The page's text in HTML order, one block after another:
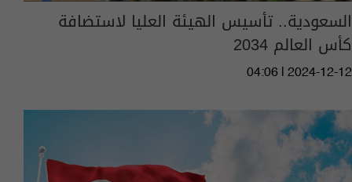
السعودية.. تأسيس الهيئة العليا لاستضافة
كأس العالم 2034
04:06 | 2024-12-12